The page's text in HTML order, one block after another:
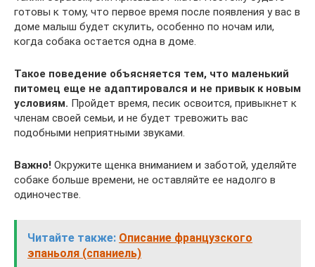
готовы к тому, что первое время после появления у вас в
доме малыш будет скулить, особенно по ночам или,
когда собака остается одна в доме.
Такое поведение объясняется тем, что маленький
питомец еще не адаптировался и не привык к новым
условиям. Пройдет время, песик освоится, привыкнет к
членам своей семьи, и не будет тревожить вас
подобными неприятными звуками.
Важно! Окружите щенка вниманием и заботой, уделяйте
собаке больше времени, не оставляйте ее надолго в
одиночестве.
Читайте также: Описание французского
эпаньоля (спаниель)